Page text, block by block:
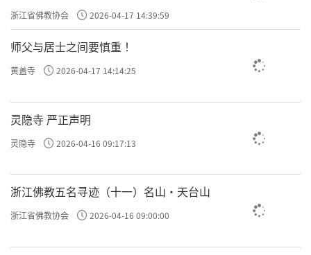
大家知道广钦老和尚
引磬的时候，就用三弹指或轻敲的方式来提示，给
你一个预备的时间。
在佛教的传统中，三弹指就好比是约定好的暗号，
大家已经形成共识：只要听到这个声音一定有事，
那你就应该选择性地出来。
浙江省佛教协会 2026-04-17 14:39:59
师父与居士之间要慎重 ！
黄盖寺 2026-04-17 14:14:25
灵隐寺 严正声明
灵隐寺 2026-04-16 09:17:13
浙江佛教五名寻迹（十一）名山·天台山
浙江省佛教协会 2026-04-16 09:00:00